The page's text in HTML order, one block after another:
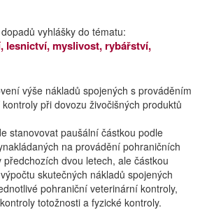
vyhlášky do tématu:
lesnictví, myslivost, rybářství,
výše nákladů spojených s prováděním
při dovozu živočišných produktů
stanovovat paušální částkou podle
na provádění pohraničních
dvou letech, ale částkou
skutečných nákladů spojených
pohraniční veterinární kontroly,
totožnosti a fyzické kontroly.